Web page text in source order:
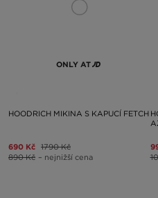
ONLY AT
HOODRICH MIKINA S KAPUCÍ FETCH
690 Kč 1790 Kč
890 Kč – nejnižší cena